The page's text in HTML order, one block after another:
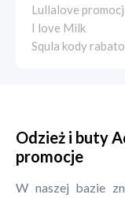
Lullalove
I love Milk
Squla kody
Odzież i buty
promocje
W naszej bazie